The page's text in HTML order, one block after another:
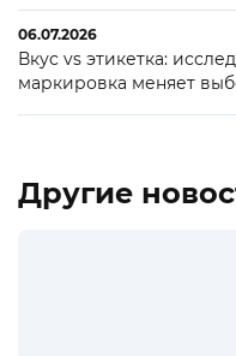
06.07.2026
Вкус vs этикетка:
маркировка меняет
Другие